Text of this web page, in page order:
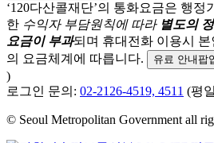
‘120다산콜재단’의 통화요금은 행정
한 수익자 부담원칙에 따라 별도의
요금이 부과되며 휴대전화 이용시
의 요금체계에 따릅니다.
유료 안내팝
)
로그인 문의: 02-2126-4519, 4511 (평
© Seoul Metropolitan Government all